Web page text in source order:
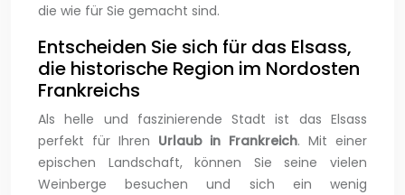
die wie für Sie gemacht sind.
Entscheiden Sie sich für das Elsass,
die historische Region im Nordosten
Frankreichs
Als helle und faszinierende Stadt ist das Elsass
perfekt für Ihren Urlaub in Frankreich. Mit einer
epischen Landschaft, können Sie seine vielen
Weinberge besuchen und sich ein wenig